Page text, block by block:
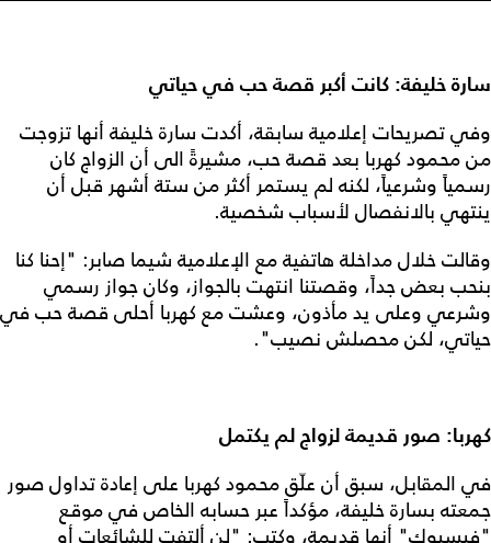
سارة خليفة: كانت أكبر قصة حب في حياتي
وفي تصريحات إعلامية سابقة، أكدت سارة خليفة أنها تزوجت
من محمود كهربا بعد قصة حب، مشيرةً الى أن الزواج كان
رسمياً وشرعياً، لكنه لم يستمر أكثر من ستة أشهر قبل أن
ينتهي بالانفصال لأسباب شخصية.
وقالت خلال مداخلة هاتفية مع الإعلامية شيما صابر: "إحنا كنا
بنحب بعض جداً، وقصتنا انتهت بالجواز، وكان جواز رسمي
وشرعي وعلى يد مأذون، وعشت مع كهربا أحلى قصة حب في
حياتي، لكن محصلش نصيب".
كهربا: صور قديمة لزواج لم يكتمل
في المقابل، سبق أن علّق محمود كهربا على إعادة تداول صور
جمعته بسارة خليفة، مؤكداً عبر حسابه الخاص في موقع
"فيسبوك" أنها قديمة، وكتب: "لن ألتفت للشائعات أو